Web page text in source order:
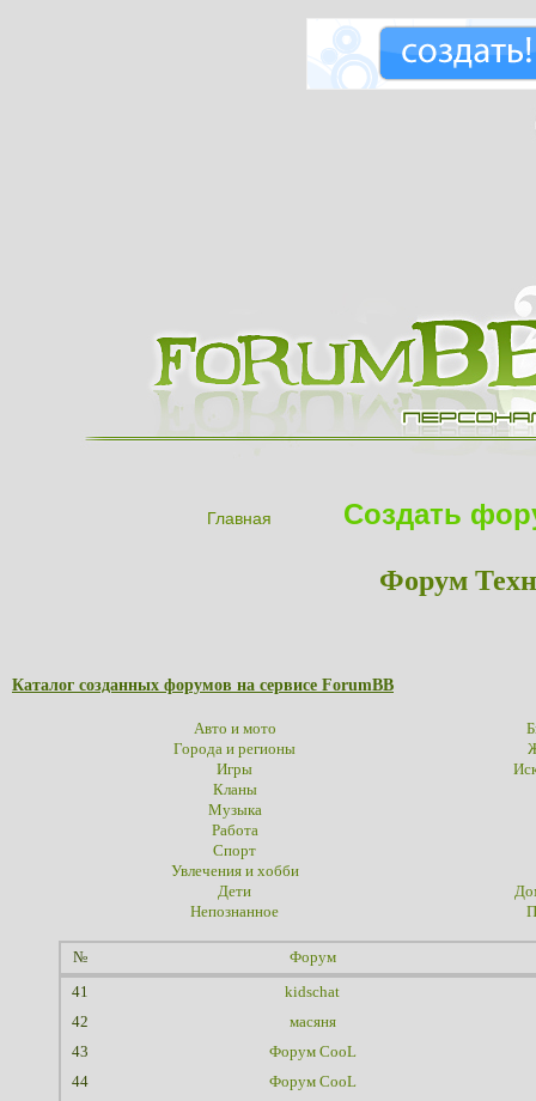
Главная Создать
Форум
Каталог созданных форумов на сервисе ForumBB
Авто и мото
Города и регионы
Игры
Кланы
Музыка
Работа
Спорт
Увлечения и хобби
Дети
Непознанное
№ Форум
41
kidschat
42
масяня
43
Форум CooL
44
Форум CooL